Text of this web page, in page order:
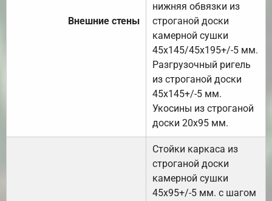
Внешние стены
нижняя обвязки из
строганой доски
камерной сушки
45х145/45х195+/-5 мм.
Разгрузочный ригель
из строганой доски
45х145+/-5 мм.
Укосины из строганой
доски 20х95 мм.
Стойки каркаса из
строганой доски
камерной сушки
45х95+/-5 мм. с шагом